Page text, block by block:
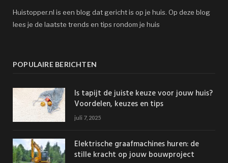
Huistopper.nl is een blog dat gericht is op je huis. Op deze blog
lees je de laatste trends en tips rondom je huis
POPULAIRE BERICHTEN
Is tapijt de juiste keuze voor jouw huis?
Voordelen, keuzes en tips
juli 7, 2025
Elektrische graafmachines huren: de
stille kracht op jouw bouwproject